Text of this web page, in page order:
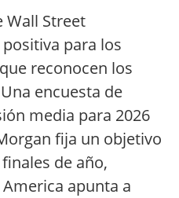
Wall Street
para los
reconocen los
encuesta de
media para 2026
fija un objetivo
de año,
apunta a